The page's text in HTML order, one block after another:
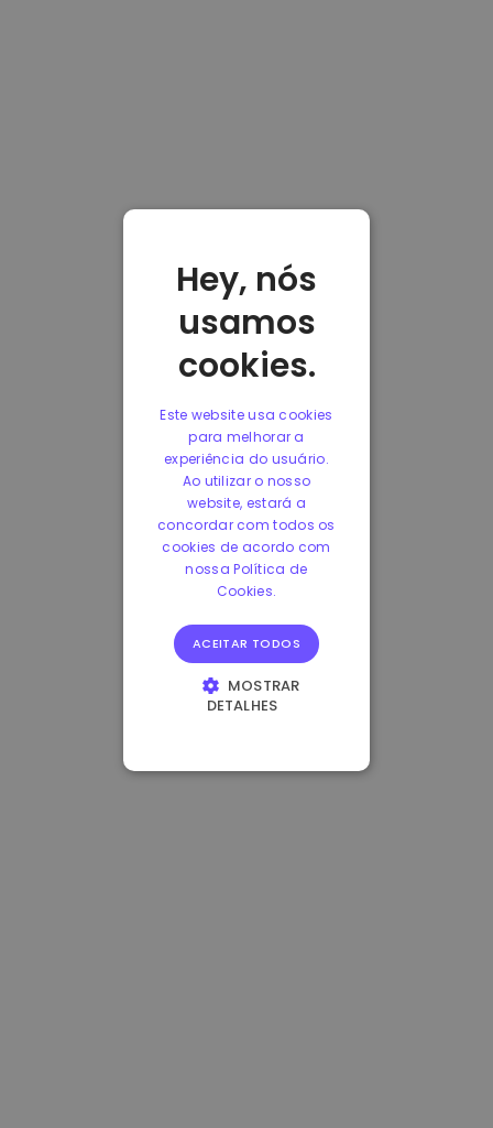
Hey, nós
usamos
cookies.
Este website usa cookies
para melhorar a
experiência do usuário.
Ao utilizar o nosso
website, estará a
concordar com todos os
cookies de acordo com
nossa Política de
Cookies.
ACEITAR TODOS
MOSTRAR
DETALHES